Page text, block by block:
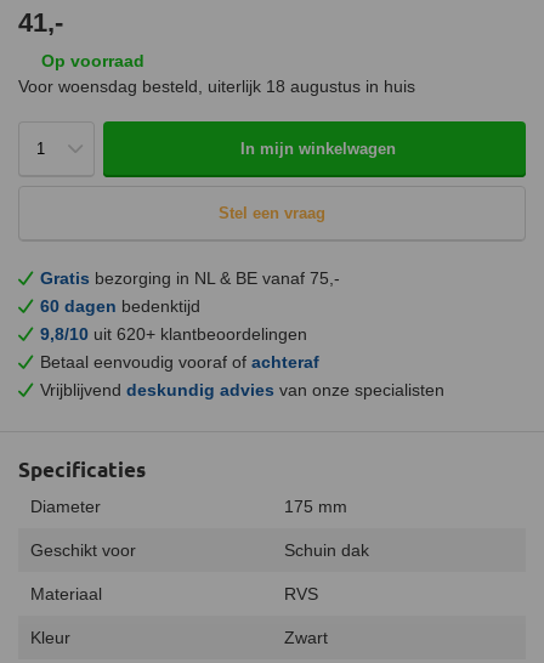
41,-
Op voorraad
Voor woensdag besteld, uiterlijk 18 augustus in huis
In mijn winkelwagen
Stel een vraag
Gratis bezorging in NL & BE vanaf 75,-
60 dagen bedenktijd
9,8/10 uit 620+ klantbeoordelingen
Betaal eenvoudig vooraf of achteraf
Vrijblijvend deskundig advies van onze specialisten
Specificaties
Diameter 175 mm
Geschikt voor Schuin dak
Materiaal RVS
Kleur Zwart